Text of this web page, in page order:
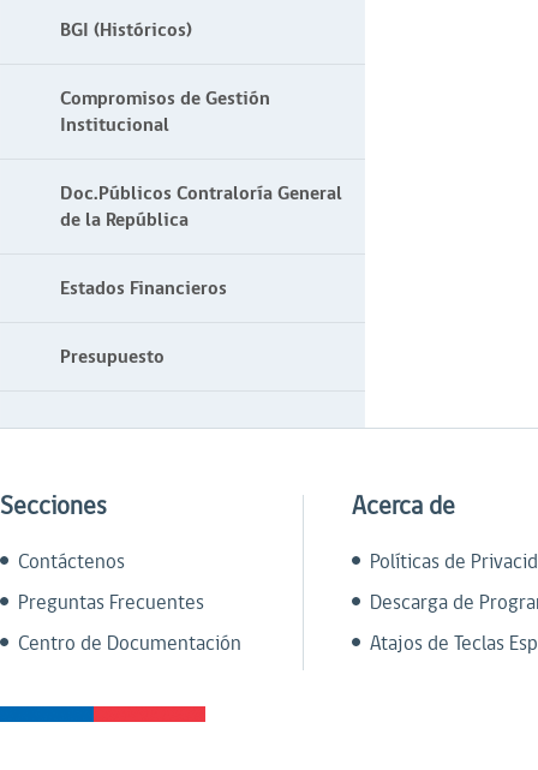
BGI (Históricos)
Compromisos de Gestión
Institucional
Doc.Públicos Contraloría General
de la República
Estados Financieros
Presupuesto
Secciones
Contáctenos
Preguntas Frecuentes
Centro de Documentación
Acerca de
Políticas de
Descarga de
Atajos de Teclas